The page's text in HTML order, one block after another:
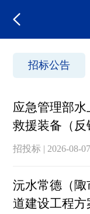
招标公告
应急管理部
救援装备（
项目中标公告
招投标 | 2026-08-07
沅水常德（陬
道建设工程